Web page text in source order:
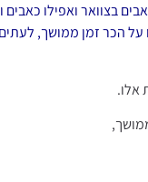
בצוואר ואפילו
על הכר זמן ממושך,
אלו.